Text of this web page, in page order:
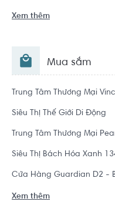
Xem thêm
Mua sắm
Trung Tâm Thương Mại
Siêu Thị Thế Giới Di Động
Trung Tâm Thương Mại
Siêu Thị Bách Hóa Xanh
Cửa Hàng Guardian D2 -
Xem thêm